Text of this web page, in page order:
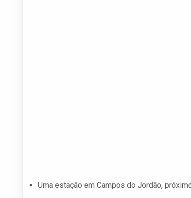
Uma estação em Campos do Jordão,